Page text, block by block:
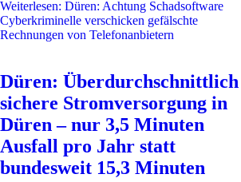
Weiterlesen: Düren: Achtung Schadsoftware
Cyberkriminelle verschicken gefälschte
Rechnungen von Telefonanbietern
Düren: Überdurchschnittlich
sichere Stromversorgung in
Düren – nur 3,5 Minuten
Ausfall pro Jahr statt
bundesweit 15,3 Minuten